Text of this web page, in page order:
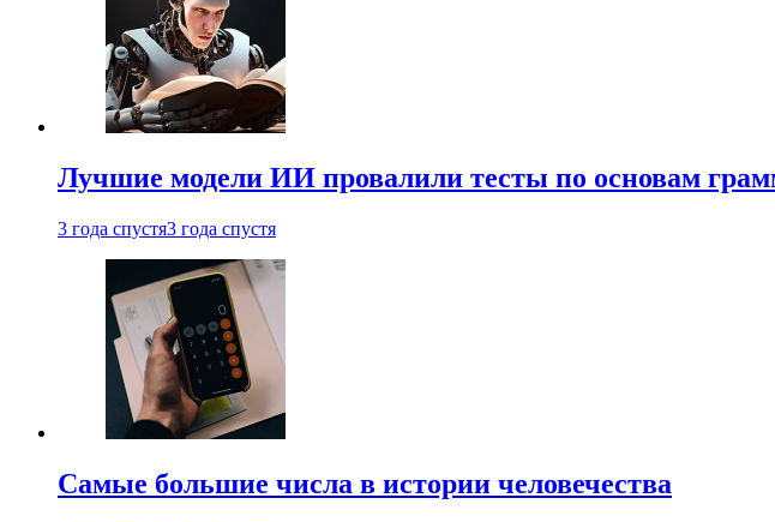
Лучшие модели ИИ провалили тесты по основам
3 года спустя3 года спустя
Самые большие числа в истории человечества